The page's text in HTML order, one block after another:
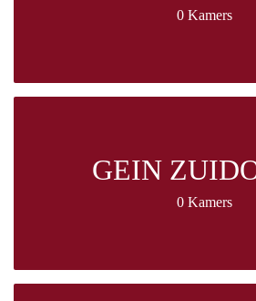
0 Kamers
GEIN
0 Kamers